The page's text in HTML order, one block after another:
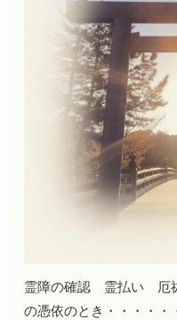
霊障の確認 霊払い 厄
の憑依のとき・・・・・